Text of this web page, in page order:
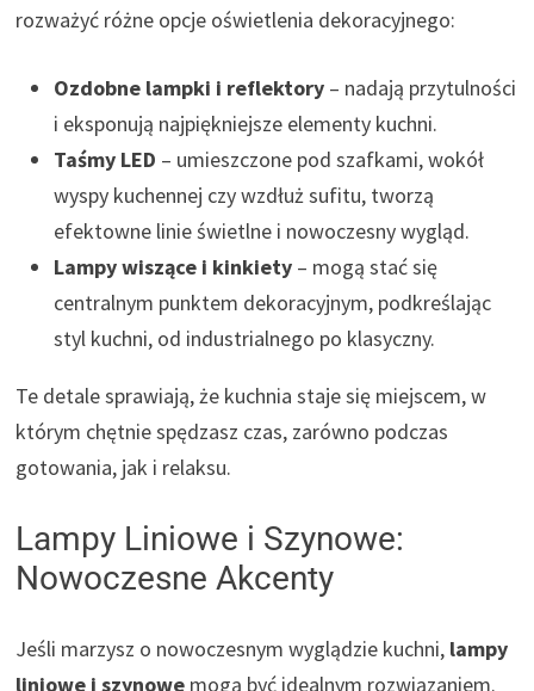
rozważyć różne opcje oświetlenia dekoracyjnego:
Ozdobne lampki i reflektory – nadają przytulności
i eksponują najpiękniejsze elementy kuchni.
Taśmy LED – umieszczone pod szafkami, wokół
wyspy kuchennej czy wzdłuż sufitu, tworzą
efektowne linie świetlne i nowoczesny wygląd.
Lampy wiszące i kinkiety – mogą stać się
centralnym punktem dekoracyjnym, podkreślając
styl kuchni, od industrialnego po klasyczny.
Te detale sprawiają, że kuchnia staje się miejscem, w
którym chętnie spędzasz czas, zarówno podczas
gotowania, jak i relaksu.
Lampy Liniowe i Szynowe:
Nowoczesne Akcenty
Jeśli marzysz o nowoczesnym wyglądzie kuchni, lampy
liniowe i szynowe mogą być idealnym rozwiązaniem.